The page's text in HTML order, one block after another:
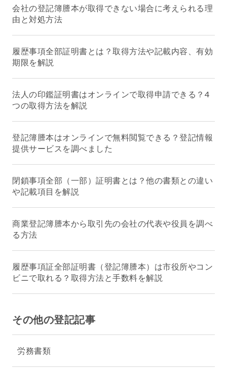
会社の登記簿謄本が取得できない場合に考えられる理
由と対処方法
履歴事項全部証明書とは？取得方法や記載内容、有効
期限を解説
法人の印鑑証明書はオンラインで取得申請できる？4
つの取得方法を解説
登記簿謄本はオンラインで無料閲覧できる？登記情報
提供サービスを調べました
閉鎖事項全部（一部）証明書とは？他の書類との違い
や記載項目を解説
商業登記簿謄本から取引先の会社の代表や役員を調べ
る方法
履歴事項証全部証明書（登記簿謄本）は市役所やコン
ビニで取れる？取得方法と手数料を解説
その他の登記記事
労務書類